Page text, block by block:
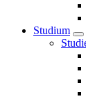
Studium